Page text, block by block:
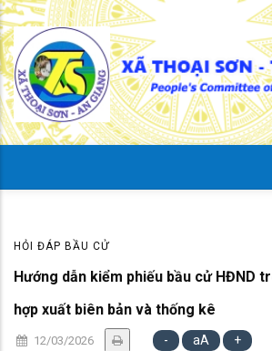
Skip
to
main
content
HỎI ĐÁP BẦU CỬ
Hướng dẫn kiểm phiếu bầu cử HĐND
hợp xuất biên bản và thống kê
12/03/2026 - aA +